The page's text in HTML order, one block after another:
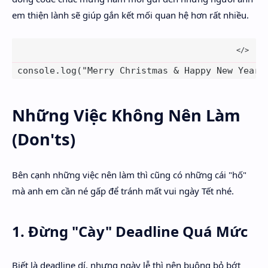
em thiện lành sẽ giúp gắn kết mối quan hệ hơn rất nhiều.
console.log("Merry Christmas & Happy New
Những Việc Không Nên Làm
(Don'ts)
Bên cạnh những việc nên làm thì cũng có những cái "hố"
mà anh em cần né gấp để tránh mất vui ngày Tết nhé.
1. Đừng "Cày" Deadline Quá Mức
Biết là deadline dí, nhưng ngày lễ thì nên buông bỏ bớt